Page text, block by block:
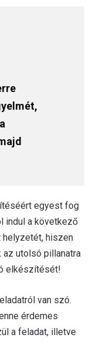
egyest fog
indul a következő
helyzetét, hiszen
az utolsó pillanatra
elkészítését!
van szó.
érdemes
a feladat, illetve